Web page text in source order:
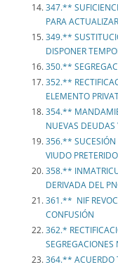
347.**
PARA
349.**
DISPONER
350.**
352.**
ELEMENTO
354.**
NUEVAS
356.** SUCESIÓN
VIUDO
358.**
DERIVADA DEL
361.** NIF
CONFUSIÓN
362.*
SEGREGACIONES
364.** ACUERDO